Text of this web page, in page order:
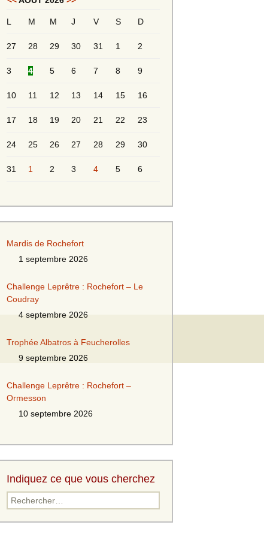
Messieurs 2ème série
Messieurs Golden
L M M J V S D
27 28 29 30 31 1 2
3 4 5 6 7 8 9
10 11 12 13 14 15 16
17 18 19 20 21 22 23
24 25 26 27 28 29 30
31 1 2 3 4 5 6
Mardis de Rochefort
1 septembre 2026
Challenge Leprêtre : Rochefort – Le
Coudray
4 septembre 2026
Trophée Albatros à Feucherolles
9 septembre 2026
Challenge Leprêtre : Rochefort –
Ormesson
10 septembre 2026
Indiquez ce que vous cherchez